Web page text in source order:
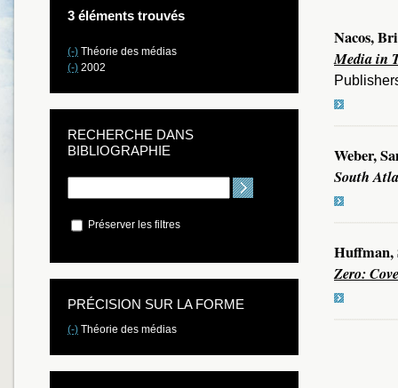
Nacos,
Media in
Weber,
South
Huffman,
Zero:
3 éléments trouvés
(-) Théorie des médias
(-) 2002
RECHERCHE DANS
BIBLIOGRAPHIE
Préserver les filtres
PRÉCISION SUR LA FORME
(-) Théorie des médias